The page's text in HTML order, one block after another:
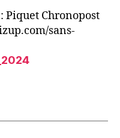
Piquet Chronopost
sans-